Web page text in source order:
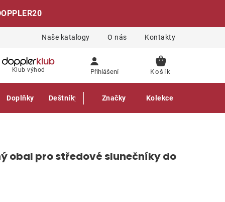
Naše katalogy O nás Kontakty
Klub výhod Přihlášení
NÁKUPNÍ
Doplňky Deštníky Gastro produkty
Značky Kolekce
obal pro středové slunečníky do